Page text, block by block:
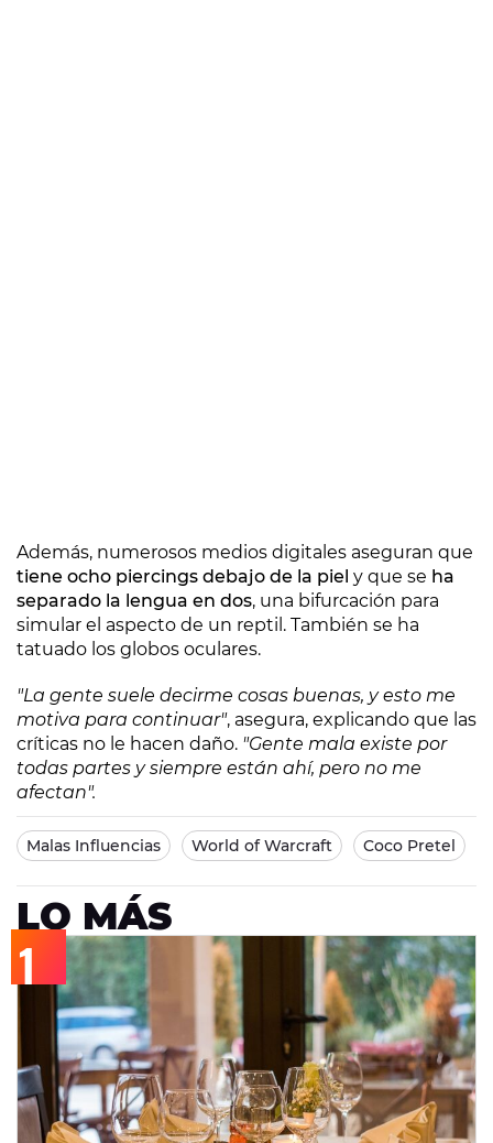
Además, numerosos medios digitales aseguran que
tiene ocho piercings debajo de la piel y que se ha
separado la lengua en dos, una bifurcación para
simular el aspecto de un reptil. También se ha
tatuado los globos oculares.
"La gente suele decirme cosas buenas, y esto me
motiva para continuar", asegura, explicando que las
críticas no le hacen daño. "Gente mala existe por
todas partes y siempre están ahí, pero no me
afectan".
Malas Influencias World of Warcraft Coco Pretel
LO MÁS